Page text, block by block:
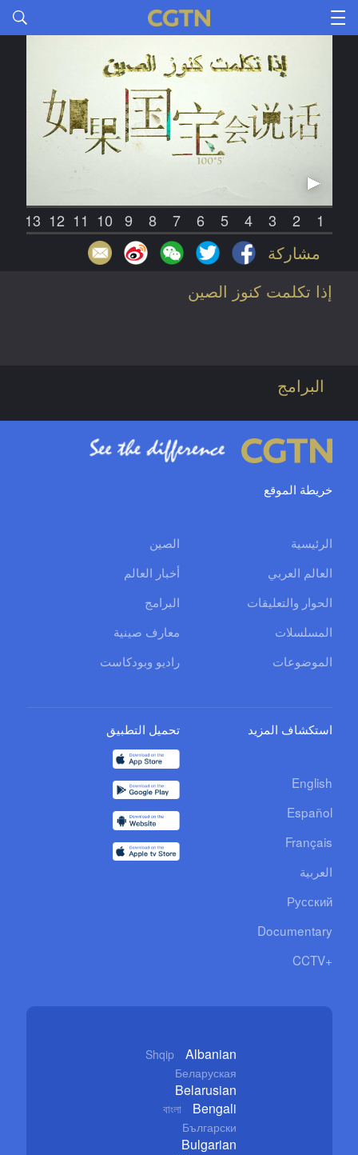
1
2
3
4
5
6
7
8
9
10
11
12
13
مشاركة
إذا تكلمت كنوز الصين
البرامج
خريطة الموقع
الرئيسية
الصين
العالم العربي
أخبار العالم
الحوار والتعليقات
البرامج
المسلسلات
معارف صينية
الموضوعات
راديو وبودكاست
استكشاف المزيد
English
Español
Français
العربية
Русский
Documentary
CCTV+
تحميل التطبيق
Shqip Albanian
Беларуская
Belarusian
বাংলা Bengali
Български
Bulgarian